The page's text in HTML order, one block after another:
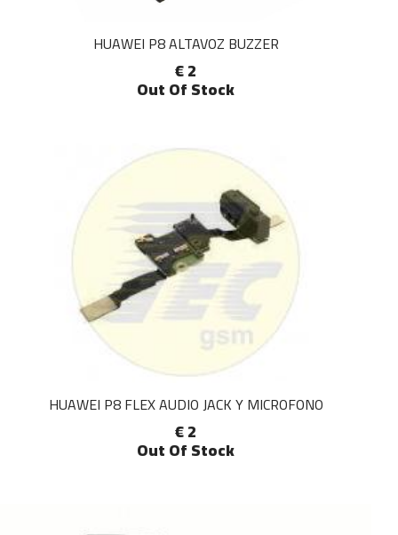
HUAWEI P8 ALTAVOZ BUZZER
€ 2
Out Of Stock
HUAWEI P8 FLEX AUDIO JACK Y MICROFONO
€ 2
Out Of Stock